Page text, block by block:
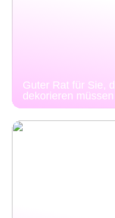
Guter Rat für Sie,
dekorieren müssen